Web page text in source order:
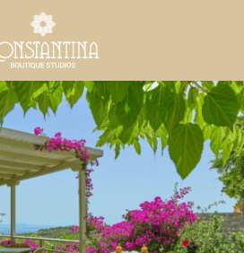
ΑΡΧΙΚΉ
ΥΠΗΡΕΣΊΕΣ